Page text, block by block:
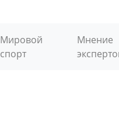
Мировой
спорт
Мнение